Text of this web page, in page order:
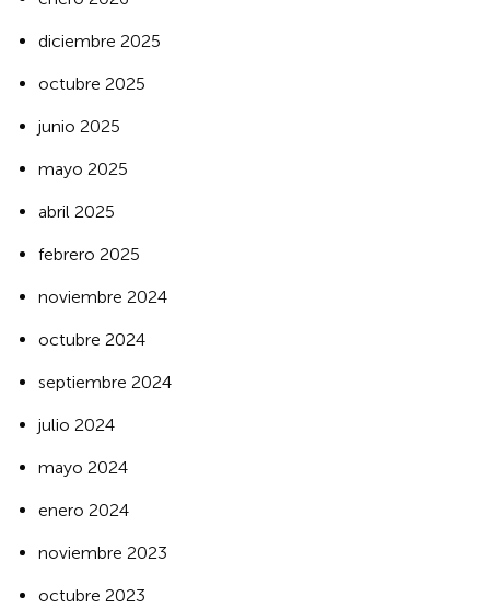
diciembre 2025
octubre 2025
junio 2025
mayo 2025
abril 2025
febrero 2025
noviembre 2024
octubre 2024
septiembre 2024
julio 2024
mayo 2024
enero 2024
noviembre 2023
octubre 2023